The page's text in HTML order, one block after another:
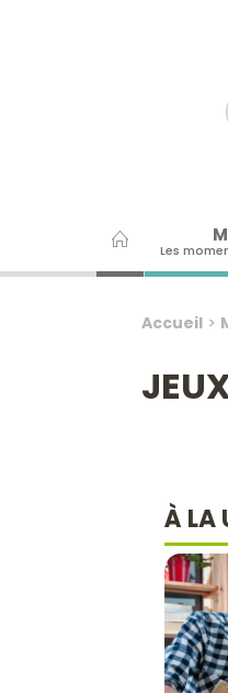
Les
Accueil>
À LA